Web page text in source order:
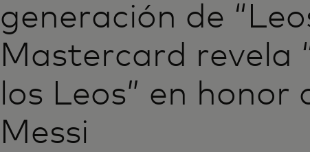
generación de
Mastercard revela
los Leos” en honor
Messi